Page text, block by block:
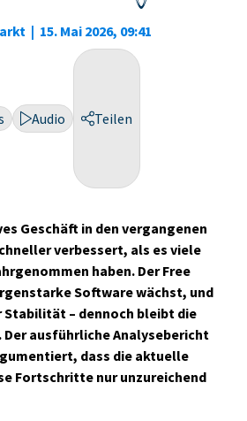
| 15. Mai 2026, 09:41
Audio Teilen
Geschäft in den vergangenen
verbessert, als es viele
haben. Der Free
Software wächst, und
Stabilität – dennoch bleibt die
ausführliche Analysebericht
dass die aktuelle
Fortschritte nur unzureichend